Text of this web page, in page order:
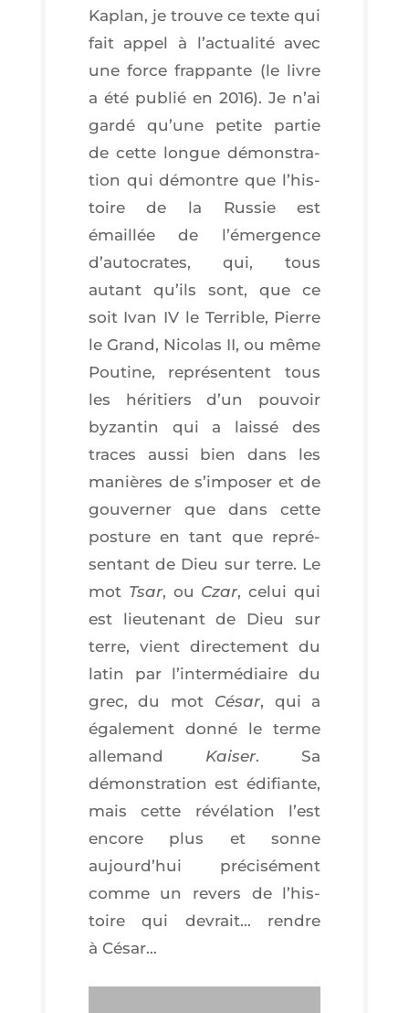
Kaplan, je trouve ce texte qui
fait appel à l’ac­tua­li­té avec
une force frap­pante (le livre
a été publié en 2016). Je n’ai
gar­dé qu’une petite par­tie
de cette longue démons­tra­
tion qui démontre que l’his­
toire de la Rus­sie est
émaillée de l’é­mer­gence
d’au­to­crates, qui, tous
autant qu’ils sont, que ce
soit Ivan IV le Ter­rible, Pierre
le Grand, Nico­las II, ou même
Pou­tine, repré­sentent tous
les héri­tiers d’un pou­voir
byzan­tin qui a lais­sé des
traces aus­si bien dans les
manières de s’im­po­ser et de
gou­ver­ner que dans cette
pos­ture en tant que repré­
sen­tant de Dieu sur terre. Le
mot Tsar, ou Czar, celui qui
est lieu­te­nant de Dieu sur
terre, vient direc­te­ment du
latin par l’in­ter­mé­diaire du
grec, du mot César, qui a
éga­le­ment don­né le terme
alle­mand Kai­ser. Sa
démons­tra­tion est édi­fiante,
mais cette révé­la­tion l’est
encore plus et sonne
aujourd’­hui pré­ci­sé­ment
comme un revers de l’his­
toire qui devrait… rendre
à César…